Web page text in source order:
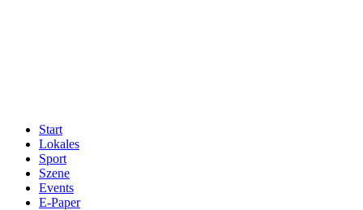
Start
Lokales
Sport
Szene
Events
E-Paper